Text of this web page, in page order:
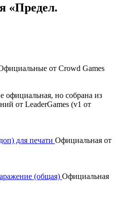
«Предел.
от Crowd Games
официальная, но собрана из
от LeaderGames (v1 от
для печати Официальная от
(общая) Официальная